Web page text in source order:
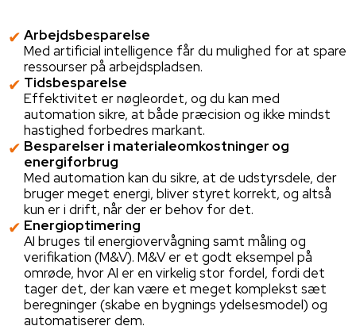
Arbejdsbesparelse
Med artificial intelligence får du mulighed for at spare
ressourser på arbejdspladsen.
Tidsbesparelse
E​​​​​​ffektivitet er nøgleordet, og du kan med
automation sikre, at både præcision og ikke mindst
hastighed forbedres markant.
Besparelser i materialeomkostninger og
energiforbrug
Med automation kan du sikre, at de udstyrsdele, der
bruger meget energi, bliver styret korrekt, og altså
kun er i drift, når der er behov for det.
Energioptimering
AI bruges til energiovervågning samt måling og
verifikation (M&V). M&V er et godt eksempel på
omrøde, hvor AI er en virkelig stor fordel, fordi det
tager det, der kan være et meget komplekst sæt
beregninger (skabe en bygnings ydelsesmodel) og
automatiserer dem.